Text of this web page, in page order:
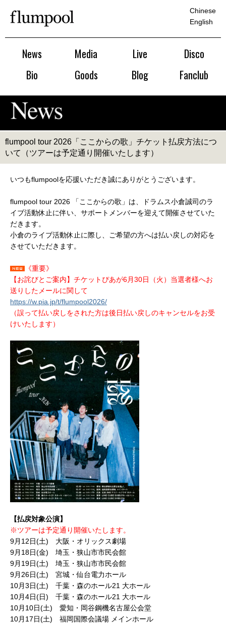
News Media Live
Disco
Bio
Goods Blog Fanclub
Chinese
English
flumpool tour 2026「ここからの歌」チケット払戻方法につ
いて（ツアーは予定通り開催いたします）
いつもflumpoolを応援いただき誠にありがとうございます。
flumpool tour 2026 「ここからの歌」は、ドラムス小倉誠司のラ
イブ活動休止に伴い、サポートメンバーを迎えて開催させていた
だきます。
小倉のライブ活動休止に際し、ご希望の方へは払い戻しの対応を
させていただきます。
《重要》
【お詫びとご案内】チケットぴあが6月30日（火）当選者様へお
送りしたメールに関して
https://w.pia.jp/t/flumpool2026/
（誤って払い戻しをされた方は後日払い戻しのキャンセルをお受
けいたします）
【払戻対象公演】
※ツアーは予定通り開催いたします。
9月12日(土) 大阪・オリックス劇場
9月18日(金) 埼玉・狭山市市民会館
9月19日(土) 埼玉・狭山市市民会館
9月26日(土) 宮城・仙台電力ホール
10月3日(土) 千葉・森のホール21 大ホール
10月4日(日) 千葉・森のホール21 大ホール
10月10日(土) 愛知・岡谷鋼機名古屋公会堂
10月17日(土) 福岡国際会議場 メインホール